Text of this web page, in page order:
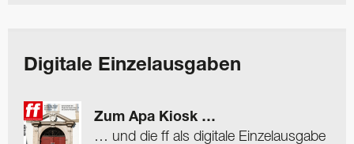
Digitale Einzelausgaben
Zum Apa Kiosk …
… und die ff als digitale Einzelausgabe